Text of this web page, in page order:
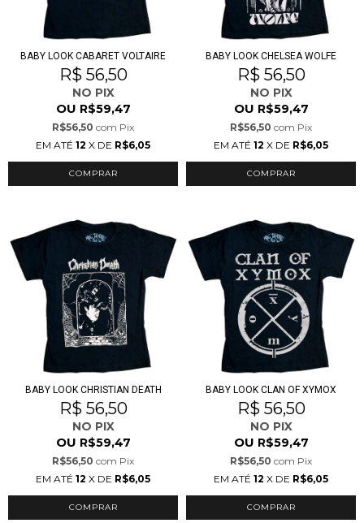
BABY LOOK CABARET VOLTAIRE
R$ 56,50
NO PIX
OU R$59,47
R$56,50 com Pix
EM ATÉ 12 X DE R$6,05
COMPRAR
BABY LOOK CHELSEA WOLFE
R$ 56,50
NO PIX
OU R$59,47
R$56,50 com Pix
EM ATÉ 12 X DE R$6,05
COMPRAR
BABY LOOK CHRISTIAN DEATH
R$ 56,50
NO PIX
OU R$59,47
R$56,50 com Pix
EM ATÉ 12 X DE R$6,05
COMPRAR
BABY LOOK CLAN OF XYMOX
R$ 56,50
NO PIX
OU R$59,47
R$56,50 com Pix
EM ATÉ 12 X DE R$6,05
COMPRAR